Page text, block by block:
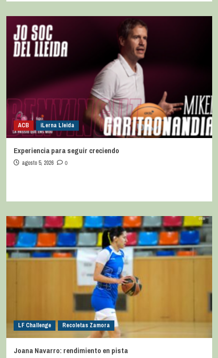
ACB iLerna Lleida
Experiencia para seguir creciendo
agosto 5, 2026 0
LF Challenge Recoletas Zamora
Joana Navarro: rendimiento en pista